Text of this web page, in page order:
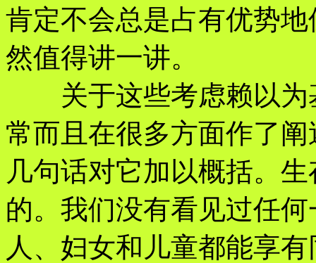
肯定不会总是占有优势
然值得讲一讲。
关于这些考虑赖以为
常而且在很多方面作了
几句话对它加以概括。
的。我们没有看见过任
人、妇女和儿童都能享